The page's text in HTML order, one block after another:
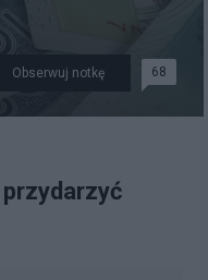
Obserwuj notkę 68